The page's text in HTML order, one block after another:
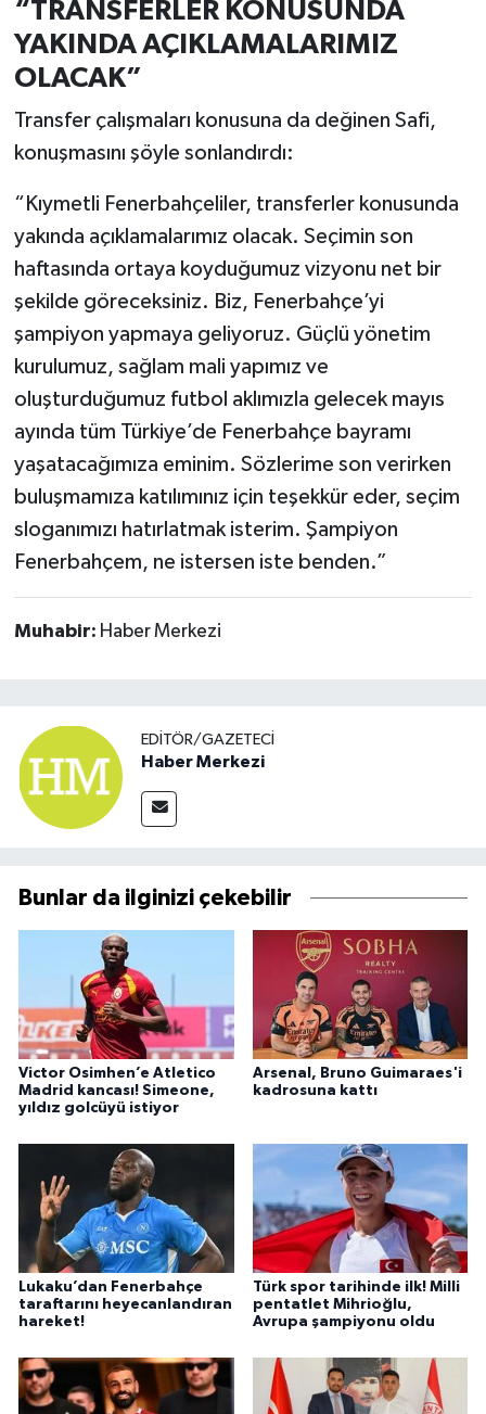
“TRANSFERLER KONUSUNDA
YAKINDA AÇIKLAMALARIMIZ
OLACAK”
Transfer çalışmaları konusuna da değinen Safi,
konuşmasını şöyle sonlandırdı:
“Kıymetli Fenerbahçeliler, transferler konusunda
yakında açıklamalarımız olacak. Seçimin son
haftasında ortaya koyduğumuz vizyonu net bir
şekilde göreceksiniz. Biz, Fenerbahçe’yi
şampiyon yapmaya geliyoruz. Güçlü yönetim
kurulumuz, sağlam mali yapımız ve
oluşturduğumuz futbol aklımızla gelecek mayıs
ayında tüm Türkiye’de Fenerbahçe bayramı
yaşatacağımıza eminim. Sözlerime son verirken
buluşmamıza katılımınız için teşekkür eder, seçim
sloganımızı hatırlatmak isterim. Şampiyon
Fenerbahçem, ne istersen iste benden.”
Muhabir: Haber Merkezi
EDITÖR/GAZETECI
Haber Merkezi
Bunlar da ilginizi çekebilir
Victor Osimhen’e Atletico
Madrid kancası! Simeone,
yıldız golcüyü istiyor
Arsenal, Bruno Guimaraes'i
kadrosuna kattı
Lukaku’dan Fenerbahçe
taraftarını heyecanlandıran
hareket!
Türk spor tarihinde ilk! Milli
pentatlet Mihrioğlu,
Avrupa şampiyonu oldu